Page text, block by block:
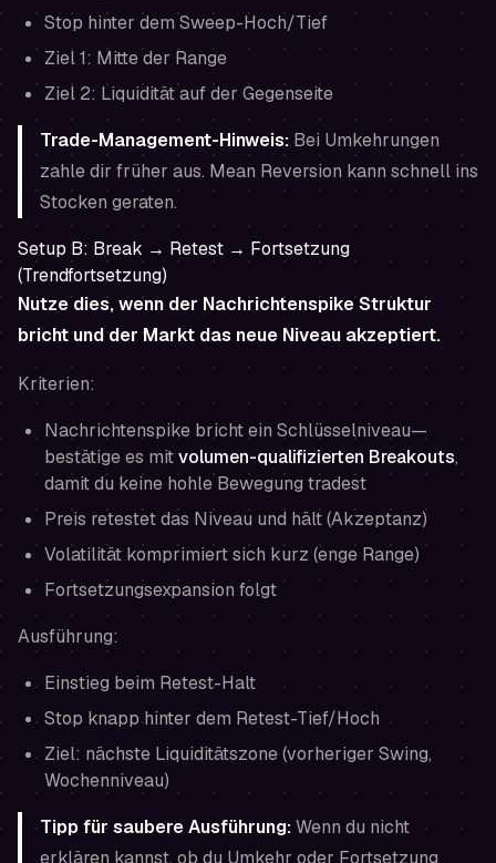
Stop hinter dem Sweep-Hoch/Tief
Ziel 1: Mitte der Range
Ziel 2: Liquidität auf der Gegenseite
Trade-Management-Hinweis: Bei Umkehrungen
zahle dir früher aus. Mean Reversion kann schnell ins
Stocken geraten.
Setup B: Break → Retest → Fortsetzung
(Trendfortsetzung)
Nutze dies, wenn der Nachrichtenspike Struktur
bricht und der Markt das neue Niveau akzeptiert.
Kriterien:
Nachrichtenspike bricht ein Schlüsselniveau—
bestätige es mitvolumen-qualifizierten Breakouts,
damit du keine hohle Bewegung tradest
Preis retestet das Niveau und hält (Akzeptanz)
Volatilität komprimiert sich kurz (enge Range)
Fortsetzungsexpansion folgt
Ausführung:
Einstieg beim Retest-Halt
Stop knapp hinter dem Retest-Tief/Hoch
Ziel: nächste Liquiditätszone (vorheriger Swing,
Wochenniveau)
Tipp für saubere Ausführung:Wenn du nicht
erklären kannst, ob du Umkehr oder Fortsetzung